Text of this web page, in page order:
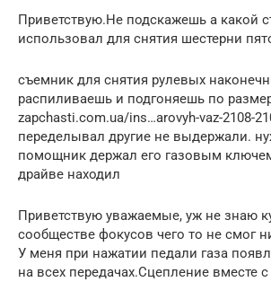
Приветствую.Не подскажешь а какой
использовал для снятия шестерни
съемник для снятия рулевых
распиливаешь и подгоняешь по
zapchasti.com.ua/ins…arovyh-vaz-2108-
переделывал другие не выдержали.
помощник держал его газовым
драйве находил
Приветствую уважаемые, уж не знаю
сообществе фокусов чего то не смог
У меня при нажатии педали газа
на всех передачах.Сцепление